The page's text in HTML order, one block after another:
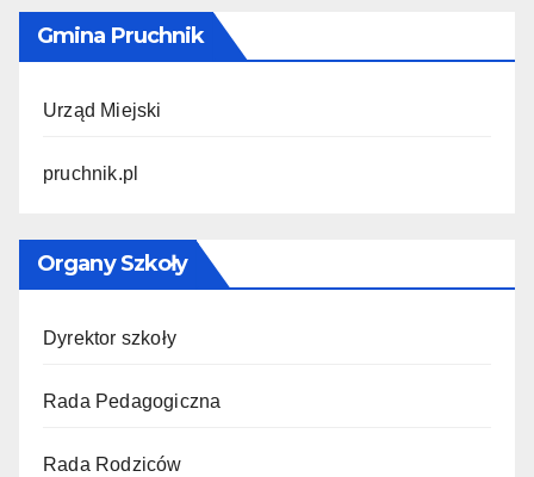
Gmina Pruchnik
Urząd Miejski
pruchnik.pl
Organy Szkoły
Dyrektor szkoły
Rada Pedagogiczna
Rada Rodziców